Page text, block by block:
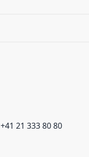
+41 21 333 80 80